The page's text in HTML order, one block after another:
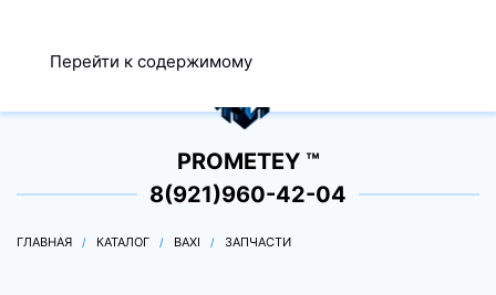
Перейти к содержимому
0
PROMETEY ™
8(921)960-42-04
ГЛАВНАЯ КАТАЛОГ BAXI ЗАПЧАСТИ